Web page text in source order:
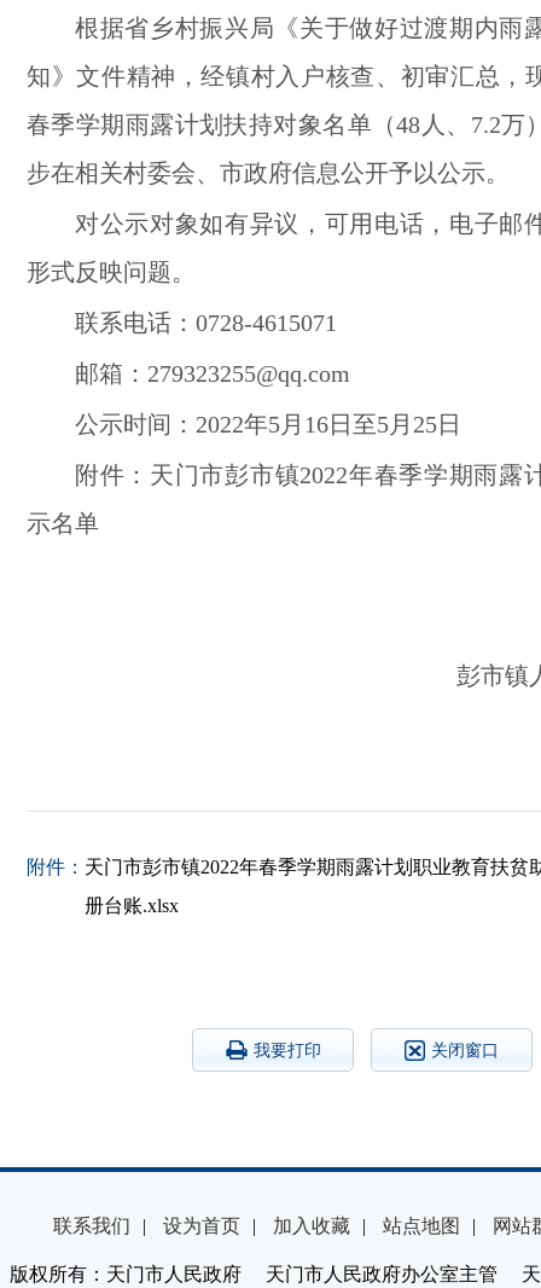
根据省乡村振兴局《关于做好过渡期内雨
知》文件精神，经镇村入户核查、初审汇总，
春季学期雨露计划扶持对象名单（48 人、 7.2万
步在相关村委会、市政府信息公开予以公示。
对公示对象如有异议，可用电话，电子邮
形式反映问题。
联系电话： 0728-4615071
邮箱： 279323255@qq.com
公示时间： 2022年5月16日至5月25日
附件：天门市彭市镇2022年春季学期雨露
示名单
彭市镇
附件： 天门市彭市镇2022年春季学期雨露计划职业教育扶贫
册台账.xlsx
我要打印 关闭窗口
联系我们 | 设为首页 | 加入收藏 | 站点地图 | 网站
版权所有：天门市人民政府 天门市人民政府办公室主管 天